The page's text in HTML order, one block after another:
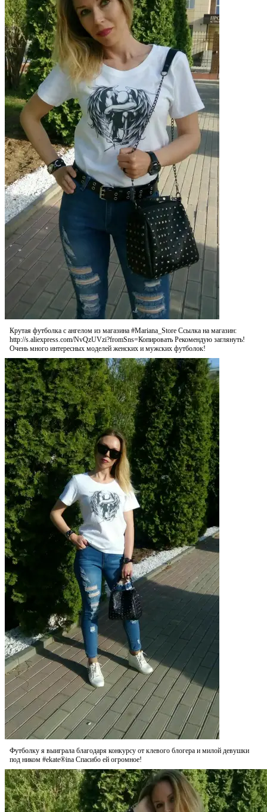
Крутая футболка с ангелом из магазина #Mariana_Store Ссылка на магазин:
http://s.aliexpress.com/NvQzUVzi?fromSns=Копировать Рекомендую заглянуть!
Очень много интересных моделей женских и мужских футболок!
Футболку я выиграла благодаря конкурсу от клевого блогера и милой девушки
под ником #ekate®ina Спасибо ей огромное!